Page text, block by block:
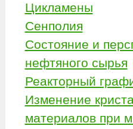
Цикламены
Сенполия
Состояние и
нефтяного сырья
Реакторный
Изменение
материалов при